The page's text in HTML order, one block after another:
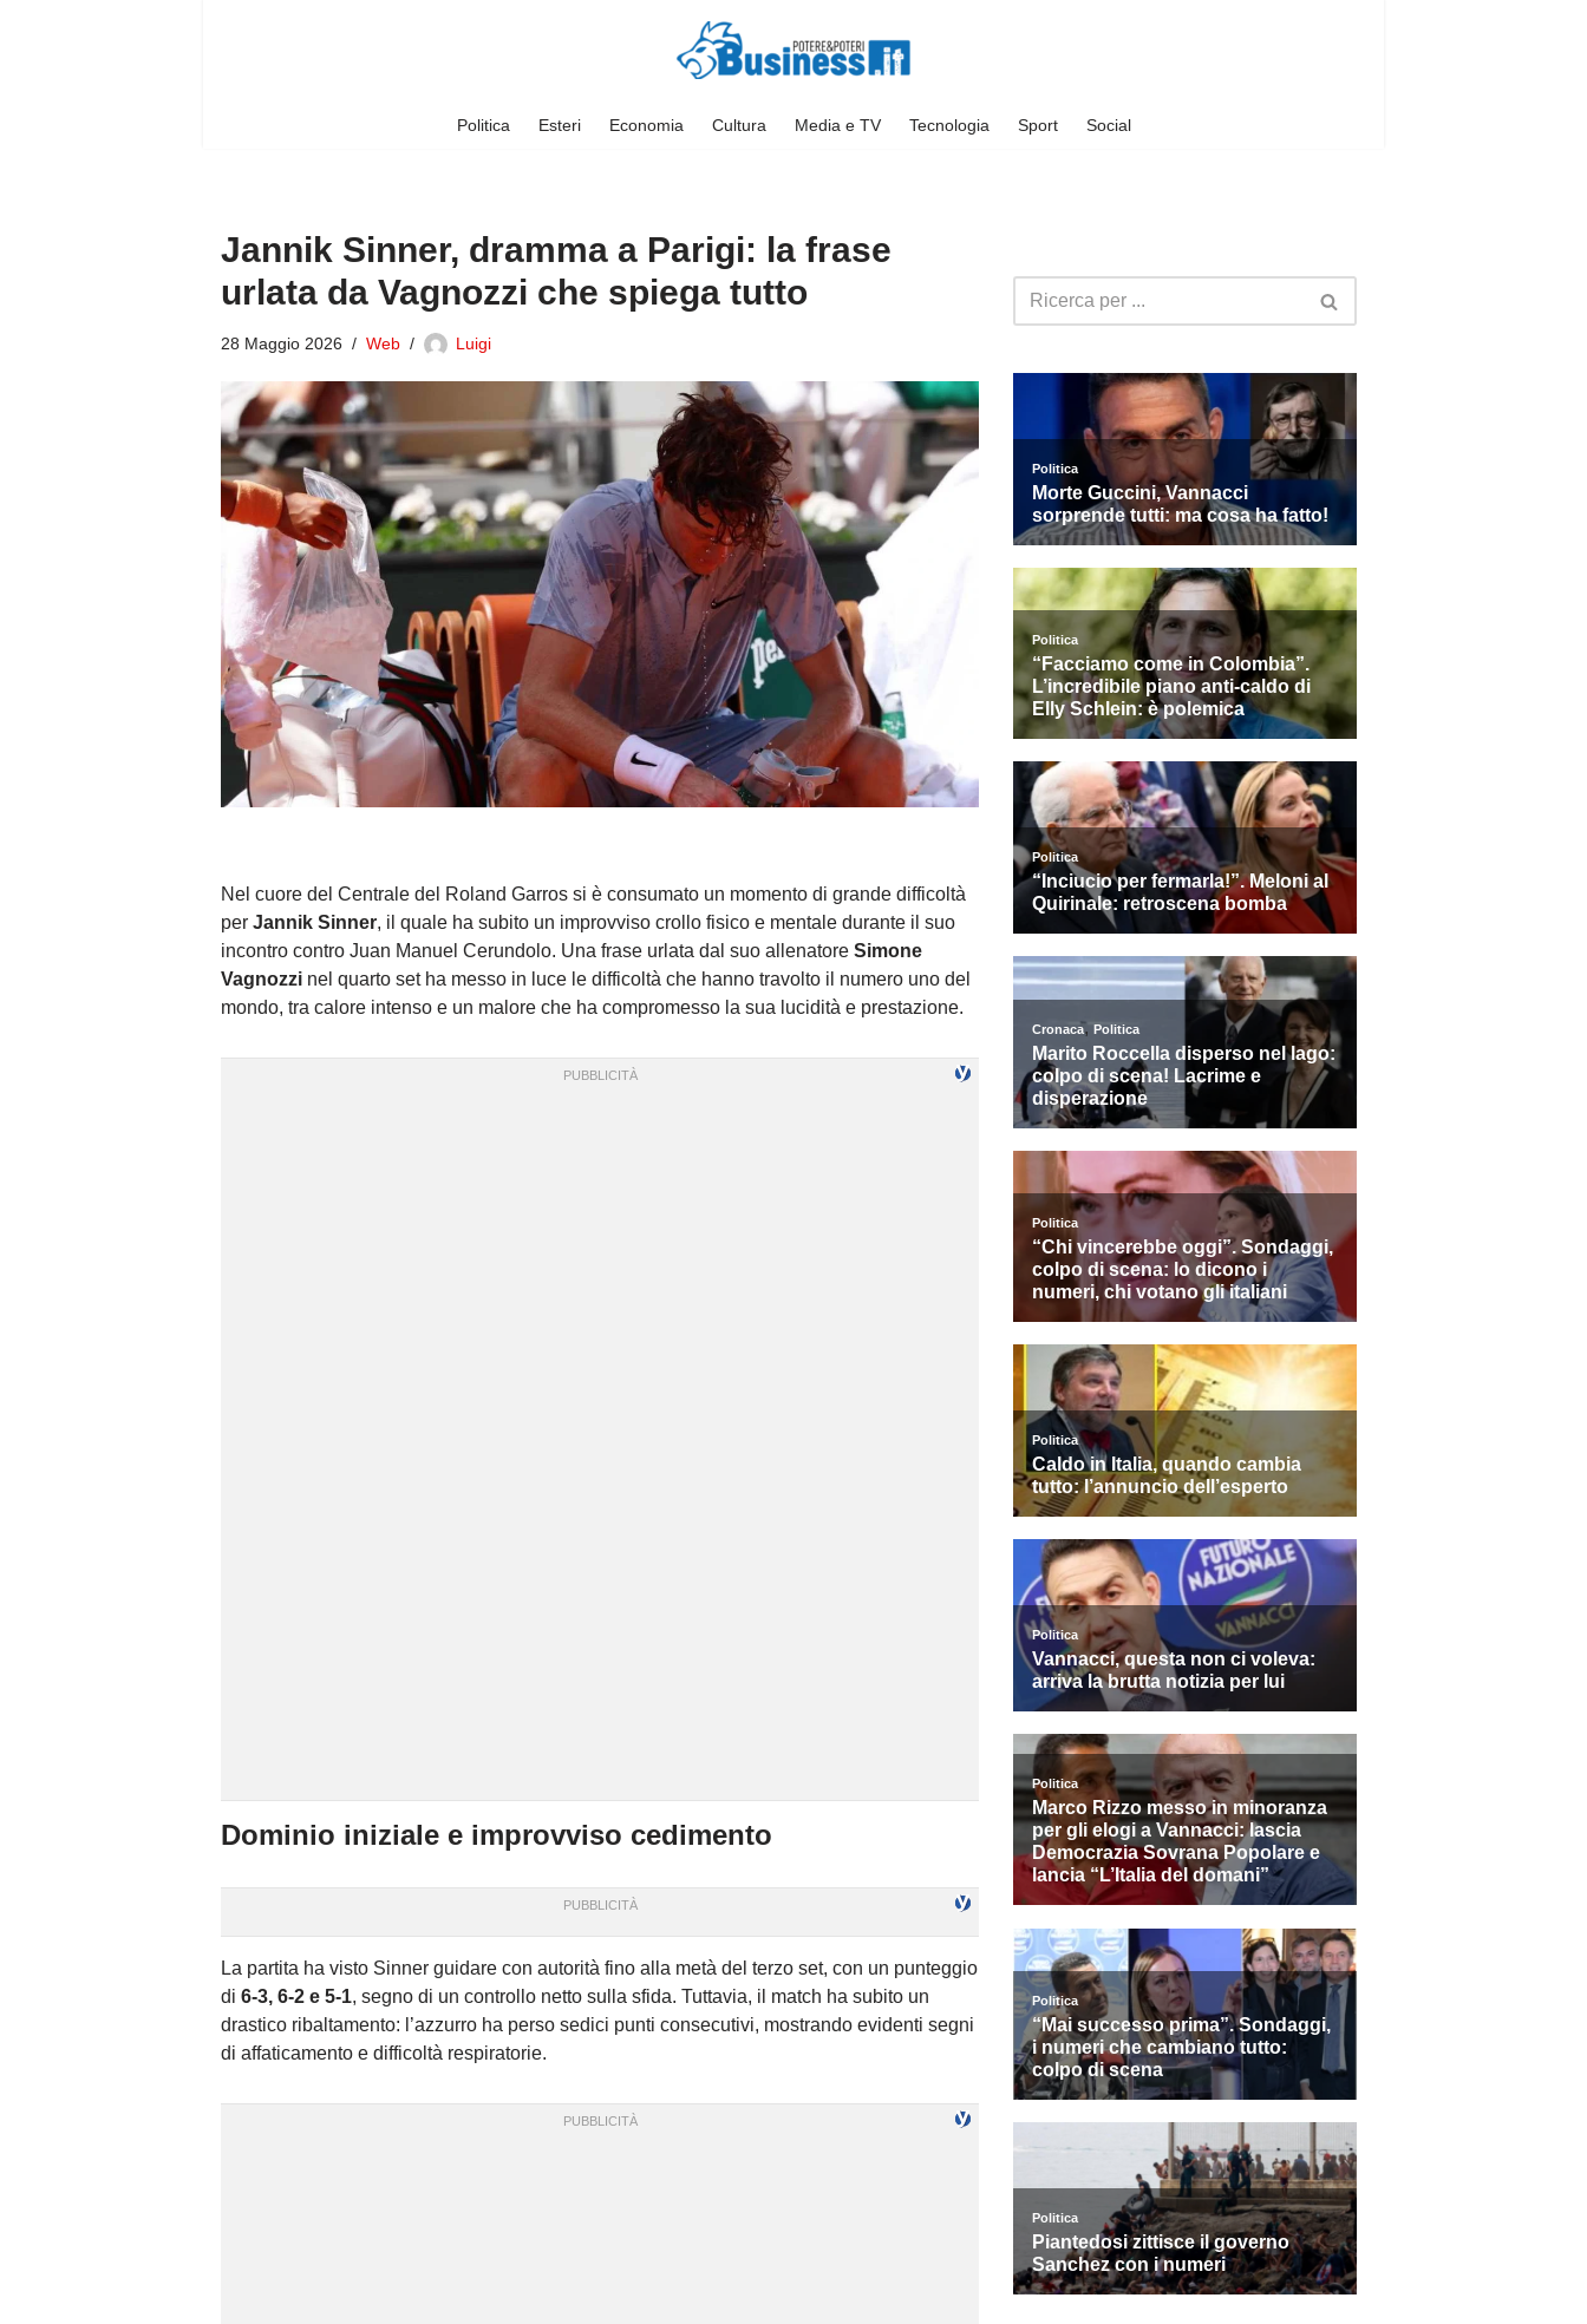
Politica Esteri Economia Cultura Media e TV Tecnologia Sport Social
Jannik Sinner, dramma a Parigi: la frase
urlata da Vagnozzi che spiega tutto
28 Maggio 2026 Web Luigi
Nel cuore del Centrale del Roland Garros si è consumato un momento di grande difficoltà
per Jannik Sinner, il quale ha subito un improvviso crollo fisico e mentale durante il suo
incontro contro Juan Manuel Cerundolo. Una frase urlata dal suo allenatore Simone
Vagnozzi nel quarto set ha messo in luce le difficoltà che hanno travolto il numero uno del
mondo, tra calore intenso e un malore che ha compromesso la sua lucidità e prestazione.
Dominio iniziale e improvviso cedimento
La partita ha visto Sinner guidare con autorità fino alla metà del terzo set, con un punteggio
di 6-3, 6-2 e 5-1, segno di un controllo netto sulla sfida. Tuttavia, il match ha subito un
drastico ribaltamento: l’azzurro ha perso sedici punti consecutivi, mostrando evidenti segni
di affaticamento e difficoltà respiratorie.